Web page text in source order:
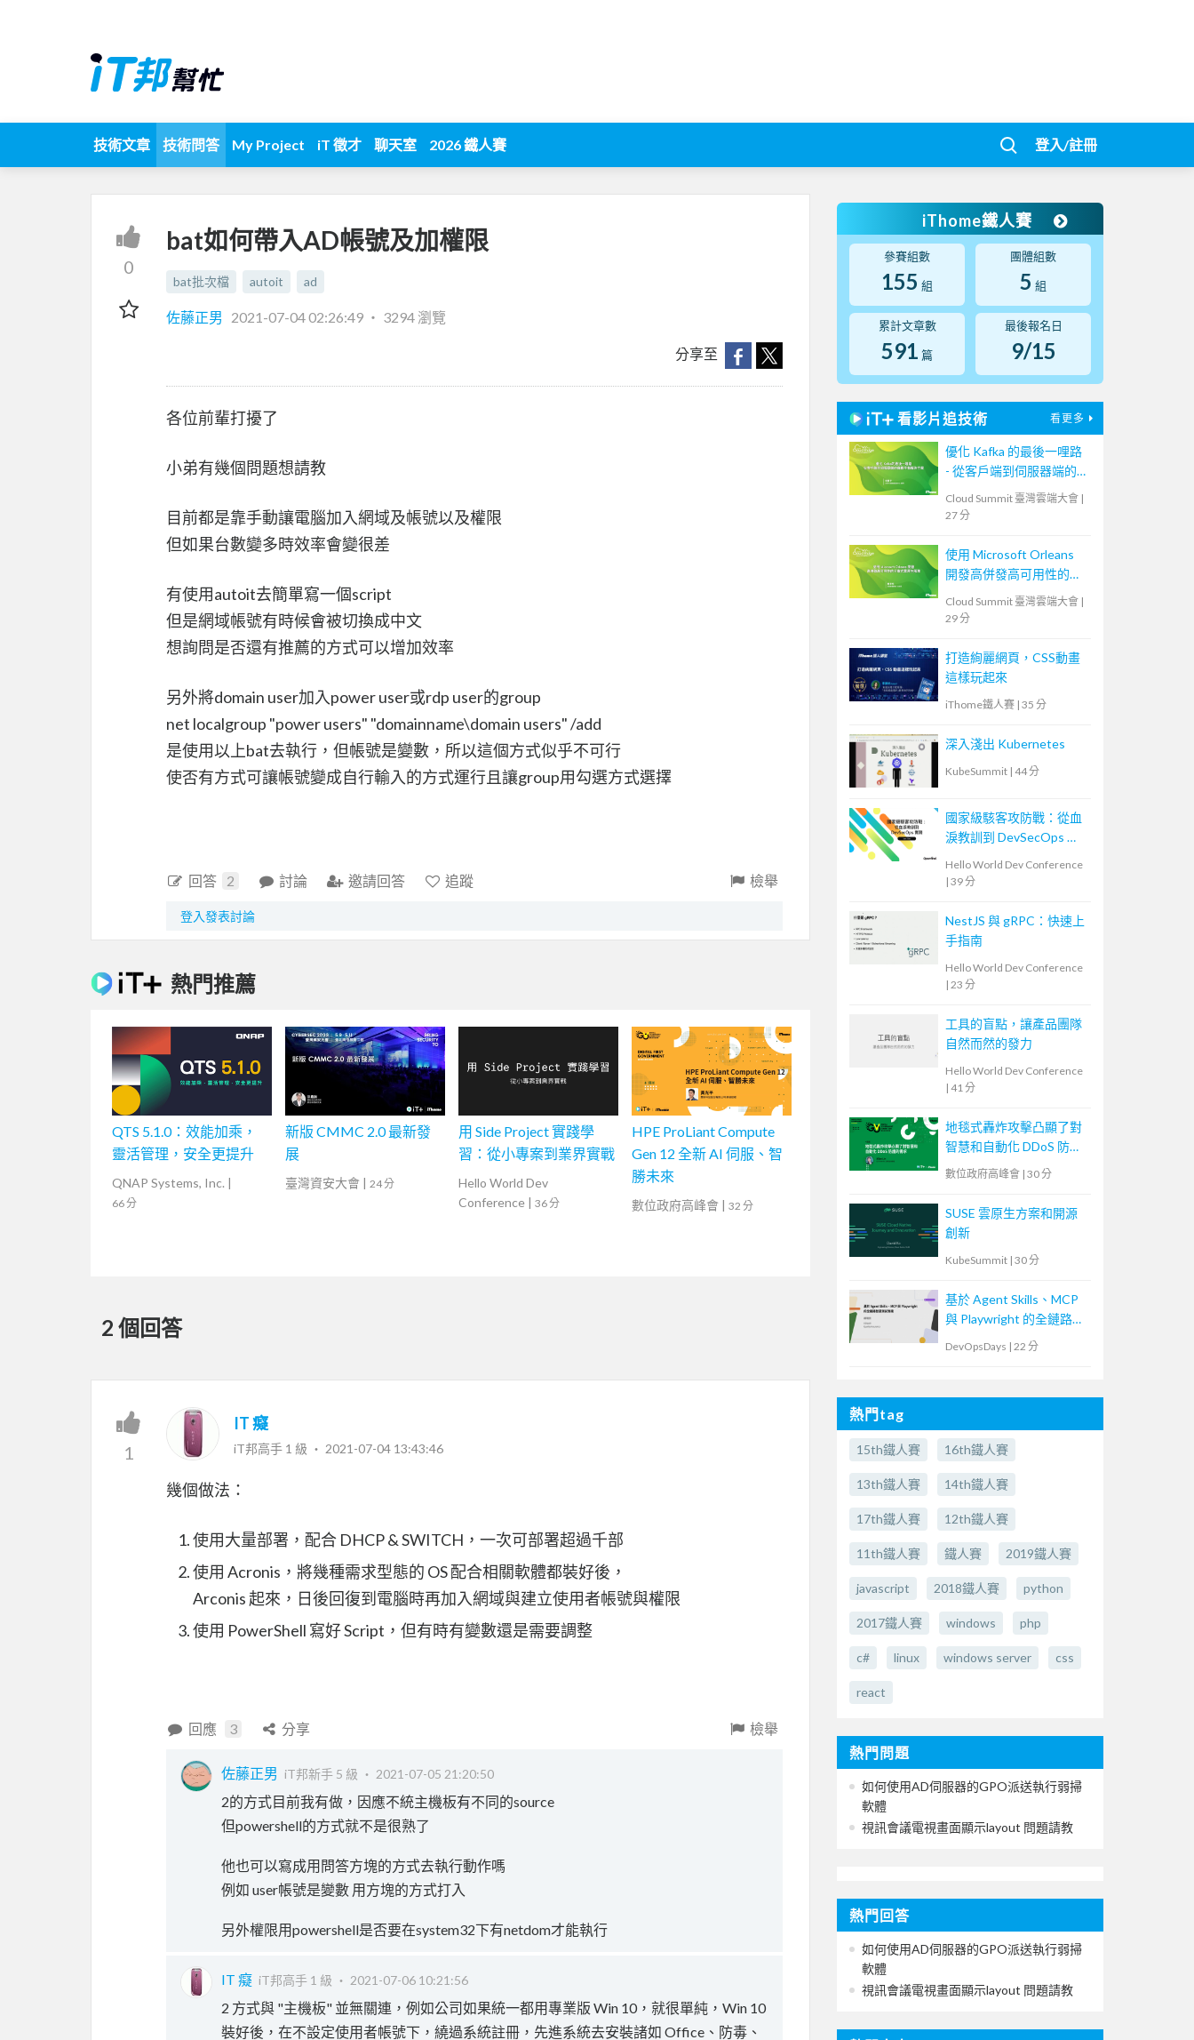
技術文章 技術問答 My Project iT 徵才 聊天室 2026 鐵人賽 登入/註冊
0
bat如何帶入AD帳號及加權限
bat批次檔 autoit ad
佐藤正男 2021-07-04 02:26:49 ‧ 3294 瀏覽
分享至
各位前輩打擾了
小弟有幾個問題想請教
目前都是靠手動讓電腦加入網域及帳號以及權限
但如果台數變多時效率會變很差
有使用autoit去簡單寫一個script
但是網域帳號有時候會被切換成中文
想詢問是否還有推薦的方式可以增加效率
另外將domain user加入power user或rdp user的group
net localgroup "power users" "domainname\domain users" /add
是使用以上bat去執行，但帳號是變數，所以這個方式似乎不可行
使否有方式可讓帳號變成自行輸入的方式運行且讓group用勾選方式選擇
回答 2 討論 邀請回答 追蹤 檢舉
登入發表討論
熱門推薦
QTS 5.1.0：效能加乘，
靈活管理，安全更提升
QNAP Systems, Inc. |
66 分
新版 CMMC 2.0 最新發
展
臺灣資安大會 | 24 分
用 Side Project 實踐學
習：從小專案到業界實戰
Hello World Dev
Conference | 36 分
HPE ProLiant Compute
Gen 12 全新 AI 伺服、智
勝未來
數位政府高峰會 | 32 分
2 個回答
1
IT 癡
iT邦高手 1 級 ‧ 2021-07-04 13:43:46
幾個做法：
使用大量部署，配合 DHCP & SWITCH，一次可部署超過千部
使用 Acronis，將幾種需求型態的 OS 配合相關軟體都裝好後，
Arconis 起來，日後回復到電腦時再加入網域與建立使用者帳號與權限
使用 PowerShell 寫好 Script，但有時有變數還是需要調整
回應 3 分享 檢舉
佐藤正男 iT邦新手 5 級 ‧ 2021-07-05 21:20:50
2的方式目前我有做，因應不統主機板有不同的source
但powershell的方式就不是很熟了
他也可以寫成用問答方塊的方式去執行動作嗎
例如 user帳號是變數 用方塊的方式打入
另外權限用powershell是否要在system32下有netdom才能執行
IT 癡 iT邦高手 1 級 ‧ 2021-07-06 10:21:56
2 方式與 "主機板" 並無關連，例如公司如果統一都用專業版 Win 10，就很單純，Win 10
裝好後，在不設定使用者帳號下，繞過系統註冊，先進系統去安裝諸如 Office、防毒、
iThome鐵人賽
參賽組數
155 組
團體組數
5 組
累計文章數
591 篇
最後報名日
9/15
看影片追技術 看更多
優化 Kafka 的最後一哩路
- 從客戶端到伺服器端的
負載平衡解決方案
Cloud Summit 臺灣雲端大會 |
27 分
使用 Microsoft Orleans
開發高併發高可用性的分
散式雲原生服務
Cloud Summit 臺灣雲端大會 |
29 分
打造絢麗網頁，CSS動畫
這樣玩起來
iThome鐵人賽 | 35 分
深入淺出 Kubernetes
KubeSummit | 44 分
國家級駭客攻防戰：從血
淚教訓到 DevSecOps 實
Hello World Dev Conference
| 39 分
NestJS 與 gRPC：快速上
手指南
Hello World Dev Conference
| 23 分
工具的盲點，讓產品團隊
自然而然的發力
Hello World Dev Conference
| 41 分
地毯式轟炸攻擊凸顯了對
智慧和自動化 DDoS 防護
的需求
數位政府高峰會 | 30 分
SUSE 雲原生方案和開源
創新
KubeSummit | 30 分
基於 Agent Skills、MCP
與 Playwright 的全鏈路智
DevOpsDays | 22 分
熱門tag
15th鐵人賽 16th鐵人賽
13th鐵人賽 14th鐵人賽
17th鐵人賽 12th鐵人賽
11th鐵人賽 鐵人賽 2019鐵人賽
javascript 2018鐵人賽 python
2017鐵人賽 windows php
c# linux windows server css
react
熱門問題
如何使用AD伺服器的GPO派送執行弱掃
軟體
視訊會議電視畫面顯示layout 問題請教
熱門回答
如何使用AD伺服器的GPO派送執行弱掃
軟體
視訊會議電視畫面顯示layout 問題請教